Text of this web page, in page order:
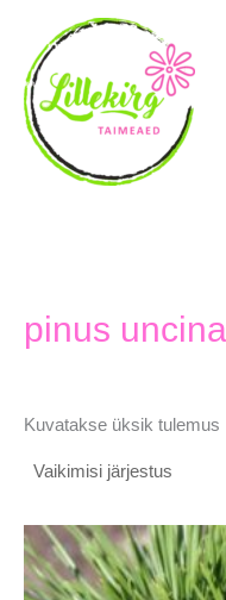
content
pinus
Kuvatakse üksik tulemus